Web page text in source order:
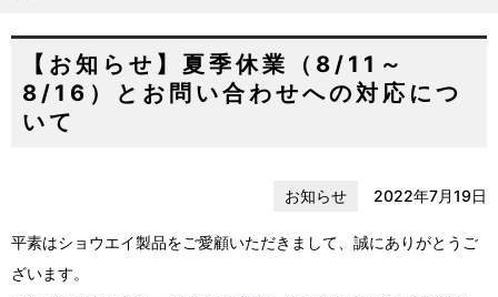
【お知らせ】夏季休業（8/11～
8/16）とお問い合わせへの対応につ
いて
お知らせ 2022年7月19日
平素はショウエイ製品をご愛顧いただきまして、誠にありがとうご
ざいます。